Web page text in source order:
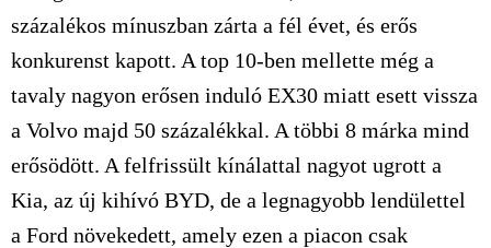
százalékos mínuszban zárta a fél évet, és erős
konkurenst kapott. A top 10-ben mellette még a
tavaly nagyon erősen induló EX30 miatt esett vissza
a Volvo majd 50 százalékkal. A többi 8 márka mind
erősödött. A felfrissült kínálattal nagyot ugrott a
Kia, az új kihívó BYD, de a legnagyobb lendülettel
a Ford növekedett, amely ezen a piacon csak